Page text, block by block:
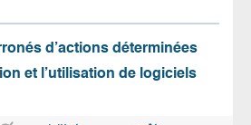
d’actions déterminées
et l’utilisation de logiciels